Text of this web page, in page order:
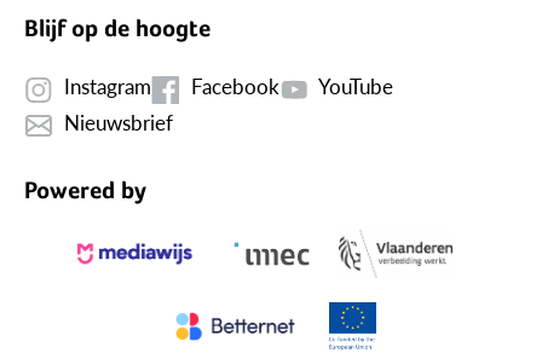
Blijf op de hoogte
Instagram Facebook
YouTube
Nieuwsbrief
Powered by